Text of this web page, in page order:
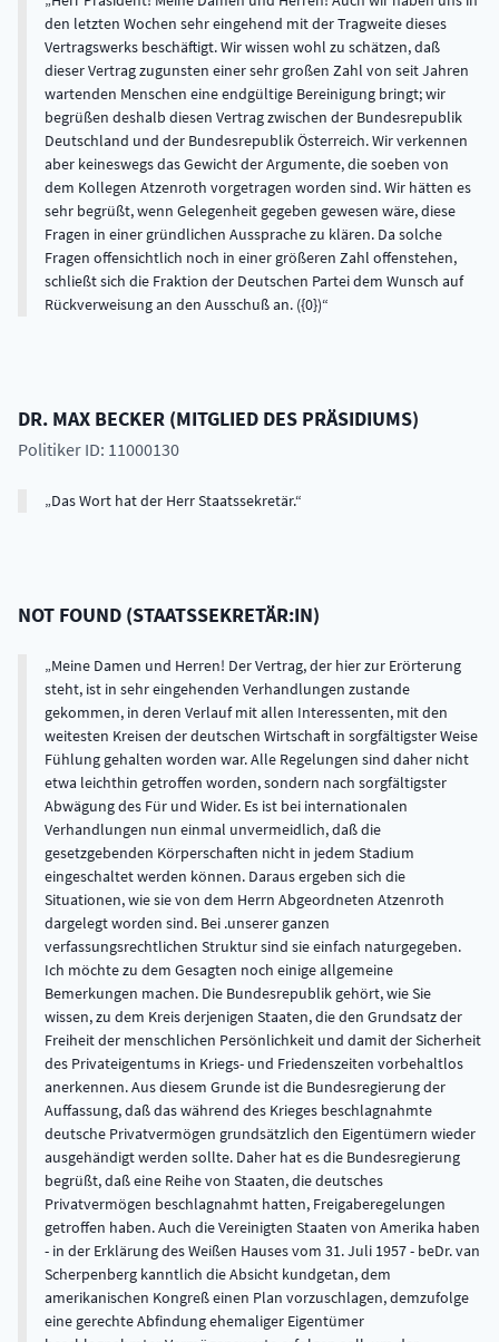
den letzten Wochen sehr eingehend mit der Tragweite dieses
Vertragswerks beschäftigt. Wir wissen wohl zu schätzen, daß
dieser Vertrag zugunsten einer sehr großen Zahl von seit Jahren
wartenden Menschen eine endgültige Bereinigung bringt; wir
begrüßen deshalb diesen Vertrag zwischen der Bundesrepublik
Deutschland und der Bundesrepublik Österreich. Wir verkennen
aber keineswegs das Gewicht der Argumente, die soeben von
dem Kollegen Atzenroth vorgetragen worden sind. Wir hätten es
sehr begrüßt, wenn Gelegenheit gegeben gewesen wäre, diese
Fragen in einer gründlichen Aussprache zu klären. Da solche
Fragen offensichtlich noch in einer größeren Zahl offenstehen,
schließt sich die Fraktion der Deutschen Partei dem Wunsch auf
Rückverweisung an den Ausschuß an. ({0})
DR. MAX BECKER (MITGLIED DES PRÄSIDIUMS)
Politiker ID: 11000130
Das Wort hat der Herr Staatssekretär.
NOT FOUND (STAATSSEKRETÄR:IN)
Meine Damen und Herren! Der Vertrag, der hier zur Erörterung
steht, ist in sehr eingehenden Verhandlungen zustande
gekommen, in deren Verlauf mit allen Interessenten, mit den
weitesten Kreisen der deutschen Wirtschaft in sorgfältigster Weise
Fühlung gehalten worden war. Alle Regelungen sind daher nicht
etwa leichthin getroffen worden, sondern nach sorgfältigster
Abwägung des Für und Wider. Es ist bei internationalen
Verhandlungen nun einmal unvermeidlich, daß die
gesetzgebenden Körperschaften nicht in jedem Stadium
eingeschaltet werden können. Daraus ergeben sich die
Situationen, wie sie von dem Herrn Abgeordneten Atzenroth
dargelegt worden sind. Bei .unserer ganzen
verfassungsrechtlichen Struktur sind sie einfach naturgegeben.
Ich möchte zu dem Gesagten noch einige allgemeine
Bemerkungen machen. Die Bundesrepublik gehört, wie Sie
wissen, zu dem Kreis derjenigen Staaten, die den Grundsatz der
Freiheit der menschlichen Persönlichkeit und damit der Sicherheit
des Privateigentums in Kriegs- und Friedenszeiten vorbehaltlos
anerkennen. Aus diesem Grunde ist die Bundesregierung der
Auffassung, daß das während des Krieges beschlagnahmte
deutsche Privatvermögen grundsätzlich den Eigentümern wieder
ausgehändigt werden sollte. Daher hat es die Bundesregierung
begrüßt, daß eine Reihe von Staaten, die deutsches
Privatvermögen beschlagnahmt hatten, Freigaberegelungen
getroffen haben. Auch die Vereinigten Staaten von Amerika haben
- in der Erklärung des Weißen Hauses vom 31. Juli 1957 - beDr. van
Scherpenberg kanntlich die Absicht kundgetan, dem
amerikanischen Kongreß einen Plan vorzuschlagen, demzufolge
eine gerechte Abfindung ehemaliger Eigentümer